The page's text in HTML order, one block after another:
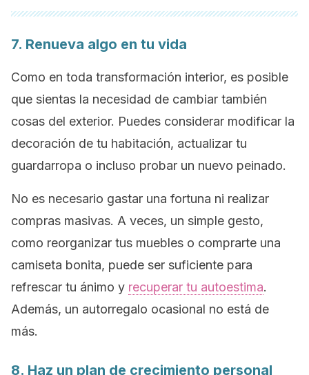
7. Renueva algo en tu vida
Como en toda transformación interior, es posible
que sientas la necesidad de cambiar también
cosas del exterior. Puedes considerar modificar la
decoración de tu habitación, actualizar tu
guardarropa o incluso probar un nuevo peinado.
No es necesario gastar una fortuna ni realizar
compras masivas. A veces, un simple gesto,
como reorganizar tus muebles o comprarte una
camiseta bonita, puede ser suficiente para
refrescar tu ánimo y recuperar tu autoestima.
Además, un autorregalo ocasional no está de
más.
8. Haz un plan de crecimiento personal